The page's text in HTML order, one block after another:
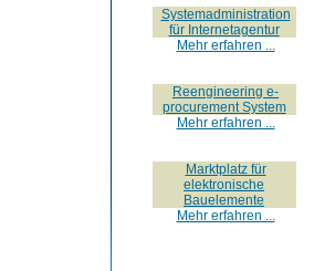
Systemadministration
für Internetagentur
Mehr erfahren ...
Reengineering e-
procurement System
Mehr erfahren ...
Marktplatz für
elektronische
Bauelemente
Mehr erfahren ...